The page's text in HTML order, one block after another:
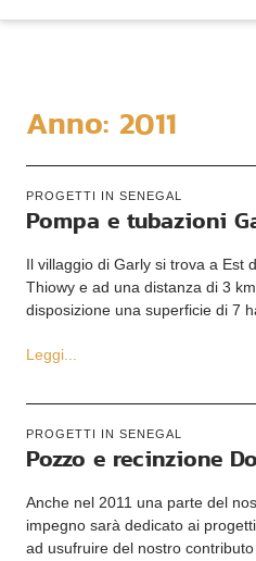
Anno: 2011
PROGETTI IN SENEGAL
Pompa e tubazioni
Il villaggio di Garly si trova a Est
Thiowy e ad una distanza di 3
disposizione una superficie di 7
Leggi...
PROGETTI IN SENEGAL
Pozzo e recinzione
Anche nel 2011 una parte del
impegno sarà dedicato ai
ad usufruire del nostro